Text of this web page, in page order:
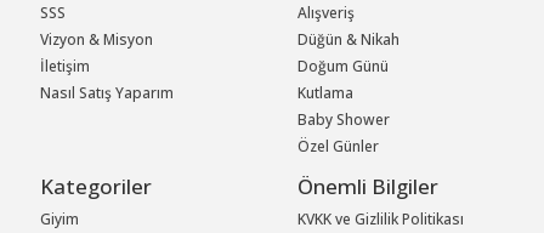
SSS
Vizyon & Misyon
İletişim
Nasıl Satış Yaparım
Alışveriş
Düğün & Nikah
Doğum Günü
Kutlama
Baby Shower
Özel Günler
Kategoriler
Giyim
Önemli Bilgiler
KVKK ve Gizlilik Politikası